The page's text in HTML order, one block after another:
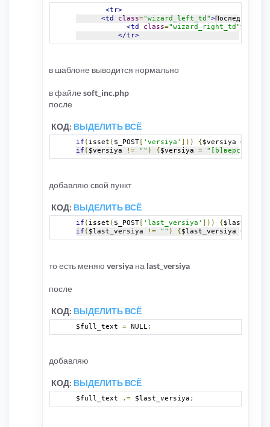
<tr>
<td
class="wizard_left_td">Последняя
<td
class="wizard_right_td"><input
</tr>
в шаблоне выводится нормально
в файле soft_inc.php
после
КОД: ВЫДЕЛИТЬ ВСЁ
if ( isset ( $_POST [ 'versiya' ])) {$versiya =
if ( $versiya != "" ) {$versiya = "[b]верси [/b]"
добавляю свой пункт
КОД: ВЫДЕЛИТЬ ВСЁ
if ( isset ( $_POST [ 'last_versiya' ])) {
if ( $last_versiya != "" ) {$last_versiya =
то есть меняю versiya на last_versiya
после
КОД: ВЫДЕЛИТЬ ВСЁ
$full_text = NULL ;
добавляю
КОД: ВЫДЕЛИТЬ ВСЁ
$full_text .= $last_versiya ;